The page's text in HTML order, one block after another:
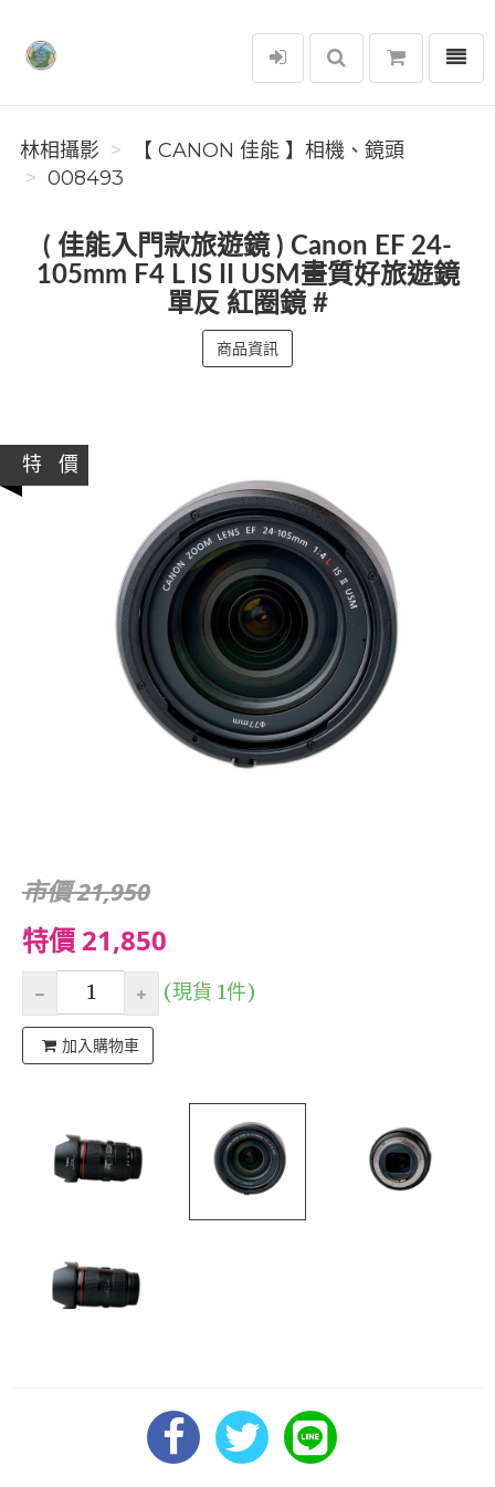
林相攝影
選單
林相攝影
【 CANON 佳能 】相機、鏡頭
008493
( 佳能入門款旅遊鏡 ) Canon EF 24-
105mm F4 L IS II USM畫質好旅遊鏡
單反 紅圈鏡 #
商品資訊
特 價
市價 21,950
特價 21,850
(現貨 1件)
加入購物車